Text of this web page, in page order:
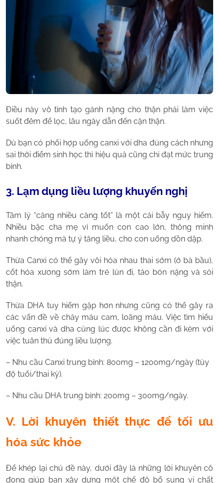
Điều này vô tình tạo gánh nặng cho thận phải làm việc
suốt đêm để lọc, lâu ngày dẫn đến cặn thận.
Dù bạn có phối hợp uống canxi với dha đúng cách nhưng
sai thời điểm sinh học thì hiệu quả cũng chỉ đạt mức trung
bình.
3. Lạm dụng liều lượng khuyến nghị
Tâm lý “càng nhiều càng tốt” là một cái bẫy nguy hiểm.
Nhiều bậc cha mẹ vì muốn con cao lớn, thông minh
nhanh chóng mà tự ý tăng liều, cho con uống dồn dập.
Thừa Canxi có thể gây vôi hóa nhau thai sớm (ở bà bầu),
cốt hóa xương sớm làm trẻ lùn đi, táo bón nặng và sỏi
thận.
Thừa DHA tuy hiếm gặp hơn nhưng cũng có thể gây ra
các vấn đề về chảy máu cam, loãng máu. Việc tìm hiểu
uống canxi và dha cùng lúc được không cần đi kèm với
việc tuân thủ đúng liều lượng.
– Nhu cầu Canxi trung bình: 800mg – 1200mg/ngày (tùy
độ tuổi/thai kỳ).
– Nhu cầu DHA trung bình: 200mg – 300mg/ngày.
V. Lời khuyên thiết thực để tối ưu
hóa sức khỏe
Để khép lại chủ đề này, dưới đây là những lời khuyên cô
đọng giúp bạn xây dựng một chế độ bổ sung vi chất